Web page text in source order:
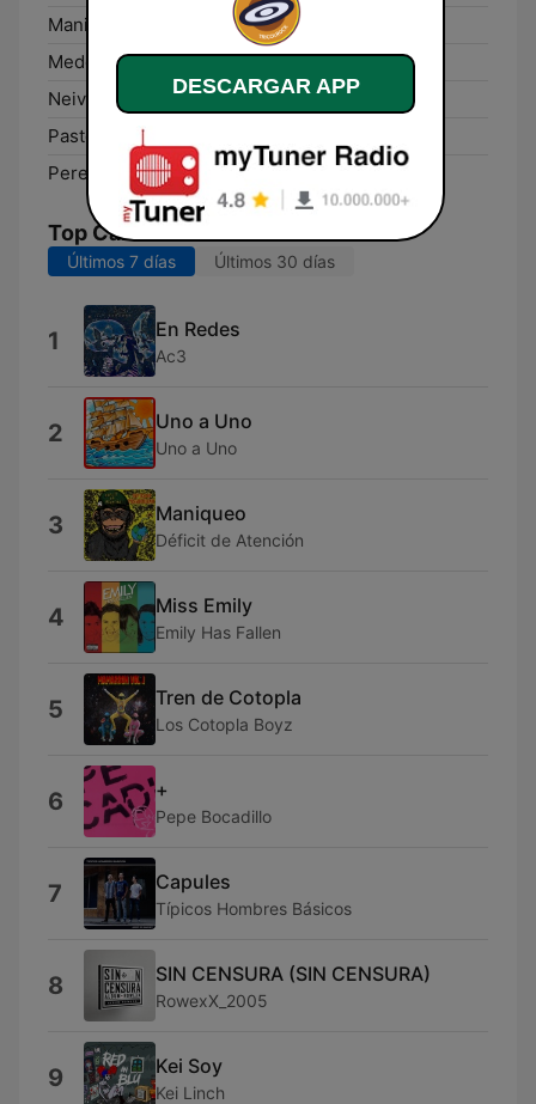
Manizales:
Medellín: Online
Neiva:
Online
Pasto:
Online
Pereira:
Online
Top Canciones
Últimos 7 días Últimos 30 días
1 En Redes
Ac3
2 Uno a Uno
Uno a Uno
3 Maniqueo
Déficit de Atención
4 Miss Emily
Emily Has Fallen
5 Tren de Cotopla
Los Cotopla Boyz
6 +
Pepe Bocadillo
7 Capules
Típicos Hombres Básicos
8 SIN CENSURA (SIN CENSURA)
RowexX_2005
9 Kei Soy
Kei Linch
DESCARGAR APP